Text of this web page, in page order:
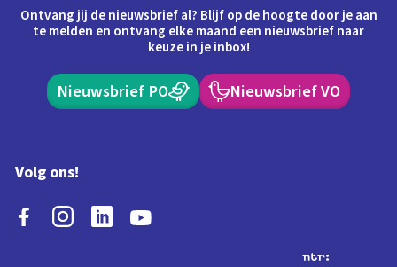
Ontvang jij de nieuwsbrief al? Blijf op de hoogte door je aan
te melden en ontvang elke maand een nieuwsbrief naar
keuze in je inbox!
Nieuwsbrief PO Nieuwsbrief VO
Volg ons!